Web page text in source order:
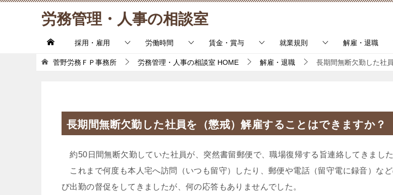
労務管理・人事の相談室
採用・雇用 労働時間 賃金・賞与 就業規則 解雇・退職
菅野労務ＦＰ事務所 労務管理・人事の相談室 HOME 解雇・退職 長期間無断欠勤した社
長期間無断欠勤した社員を（懲戒）解雇することはできますか？
約50日間無断欠勤していた社員が、突然書留郵便で、職場復帰する旨連絡してきました
これまで何度も本人宅へ訪問（いつも留守）したり、郵便や電話（留守電に録音）な
び出勤の督促をしてきましたが、何の応答もありませんでした。